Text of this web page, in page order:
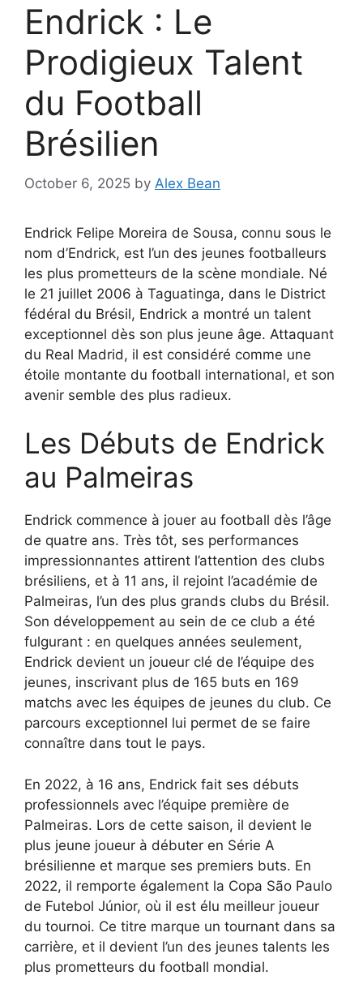
Endrick : Le
Prodigieux Talent
du Football
Brésilien
October 6, 2025 by Alex Bean
Endrick Felipe Moreira de Sousa, connu sous le
nom d’Endrick, est l’un des jeunes footballeurs
les plus prometteurs de la scène mondiale. Né
le 21 juillet 2006 à Taguatinga, dans le District
fédéral du Brésil, Endrick a montré un talent
exceptionnel dès son plus jeune âge. Attaquant
du Real Madrid, il est considéré comme une
étoile montante du football international, et son
avenir semble des plus radieux.
Les Débuts de Endrick
au Palmeiras
Endrick commence à jouer au football dès l’âge
de quatre ans. Très tôt, ses performances
impressionnantes attirent l’attention des clubs
brésiliens, et à 11 ans, il rejoint l’académie de
Palmeiras, l’un des plus grands clubs du Brésil.
Son développement au sein de ce club a été
fulgurant : en quelques années seulement,
Endrick devient un joueur clé de l’équipe des
jeunes, inscrivant plus de 165 buts en 169
matchs avec les équipes de jeunes du club. Ce
parcours exceptionnel lui permet de se faire
connaître dans tout le pays.
En 2022, à 16 ans, Endrick fait ses débuts
professionnels avec l’équipe première de
Palmeiras. Lors de cette saison, il devient le
plus jeune joueur à débuter en Série A
brésilienne et marque ses premiers buts. En
2022, il remporte également la Copa São Paulo
de Futebol Júnior, où il est élu meilleur joueur
du tournoi. Ce titre marque un tournant dans sa
carrière, et il devient l’un des jeunes talents les
plus prometteurs du football mondial.